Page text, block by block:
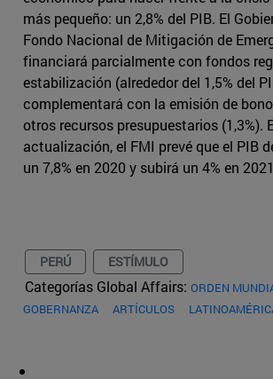
más pequeño: un 2,8% del PIB. El
Fondo Nacional de Mitigación de
financiará parcialmente con fondos
estabilización (alrededor del 1,5% del
complementará con la emisión de
otros recursos presupuestarios (1,3%).
actualización, el FMI prevé que el PIB
un 7,8% en 2020 y subirá un 4% en
PERÚ ESTÍMULO
Categorías Global Affairs: ORDEN
GOBERNANZA
ARTÍCULOS